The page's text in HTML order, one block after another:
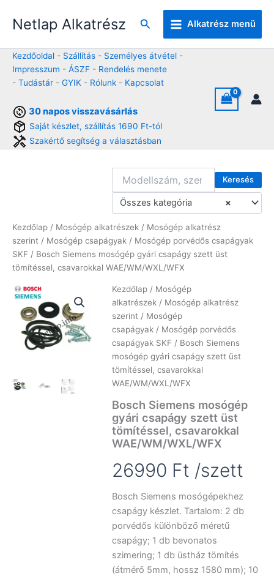
Netlap Alkatrész Keresés Alkatrész menü
Kezdőoldal - Szállítás - Személyes átvétel -
Impresszum - ÁSZF - Rendelés menete
- Tudástár - GYIK - Rólunk - Kapcsolat
30 napos visszavásárlás
Saját készlet, szállítás 1690 Ft-tól
Szakértő segítség a választásban
Keresés
×
Összes kategória
Kezdőlap / Mosógép alkatrészek / Mosógép alkatrész
szerint / Mosógép csapágyak / Mosógép porvédős csapágyak
SKF / Bosch Siemens mosógép gyári csapágy szett üst
tömítéssel, csavarokkal WAE/WM/WXL/WFX
Kezdőlap / Mosógép
alkatrészek / Mosógép alkatrész
szerint / Mosógép
csapágyak / Mosógép porvédős
csapágyak SKF / Bosch Siemens
mosógép gyári csapágy szett üst
tömítéssel, csavarokkal
WAE/WM/WXL/WFX
Bosch Siemens mosógép
gyári csapágy szett üst
tömítéssel, csavarokkal
WAE/WM/WXL/WFX
26990 Ft /szett
Bosch Siemens mosógépekhez
csapágy készlet. Tartalom: 2 db
porvédős különböző méretű
csapágy; 1 db bevonatos
szimering; 1 db üstház tömítés
(átmérő 5mm, hossz 1580 mm); 10